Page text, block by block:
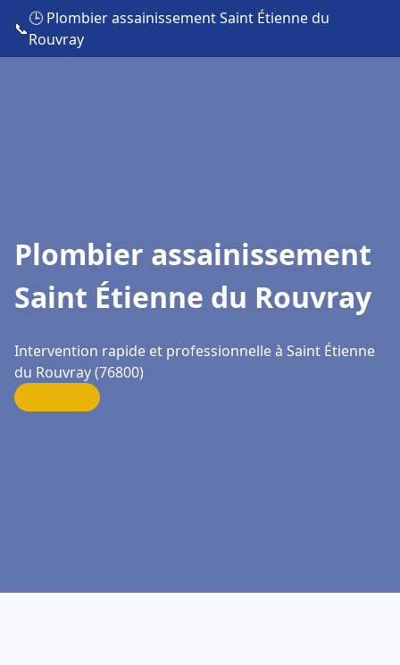
📞
🕒 Plombier assainissement Saint Étienne du
Rouvray
Plombier assainissement
Saint Étienne du Rouvray
Intervention rapide et professionnelle à Saint Étienne
du Rouvray (76800)